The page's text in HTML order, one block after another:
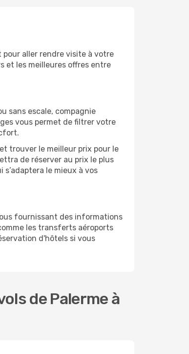
pour aller rendre visite à votre
et les meilleures offres entre
sans escale, compagnie
vous permet de filtrer votre
trouver le meilleur prix pour le
de réserver au prix le plus
le mieux à vos
fournissant des informations
les transferts aéroports
d'hôtels si vous
de Palerme à